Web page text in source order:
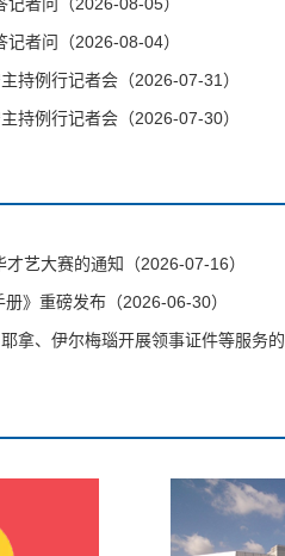
者问（2026-08-04）
持例行记者会（2026-07-31）
持例行记者会（2026-07-30）
才艺大赛的通知（2026-07-16）
》重磅发布（2026-06-30）
拿、伊尔梅瑙开展领事证件等服务